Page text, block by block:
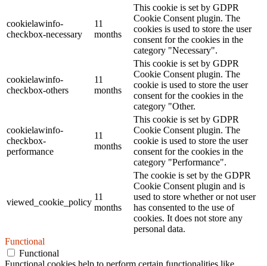
cookielawinfo-
checkbox-necessary
11
months
This cookie is set by GDPR
Cookie Consent plugin. The
cookies is used to store the user
consent for the cookies in the
category "Necessary".
cookielawinfo-
checkbox-others
11
months
This cookie is set by GDPR
Cookie Consent plugin. The
cookie is used to store the user
consent for the cookies in the
category "Other.
cookielawinfo-
checkbox-
performance
11
months
This cookie is set by GDPR
Cookie Consent plugin. The
cookie is used to store the user
consent for the cookies in the
category "Performance".
viewed_cookie_policy
11
months
The cookie is set by the GDPR
Cookie Consent plugin and is
used to store whether or not user
has consented to the use of
cookies. It does not store any
personal data.
Functional
Functional
Functional cookies help to perform certain functionalities like